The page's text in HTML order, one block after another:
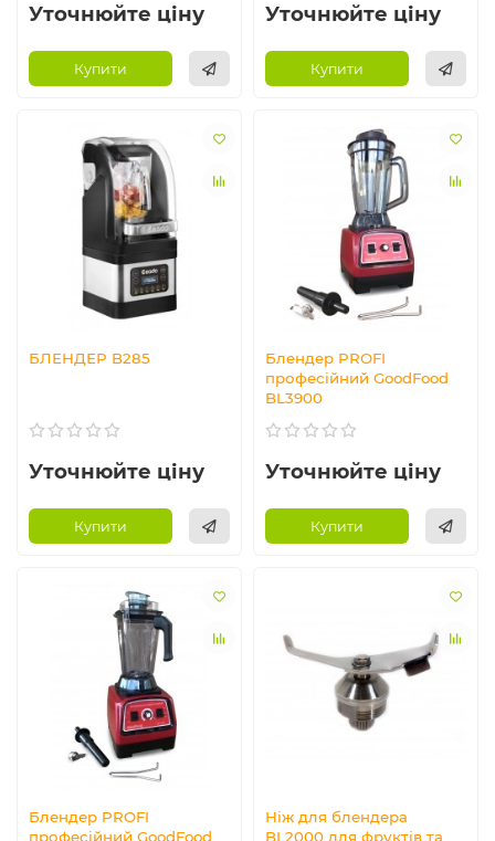
Уточнюйте ціну
Купити
Уточнюйте ціну
Купити
БЛЕНДЕР B285
Уточнюйте ціну
Купити
Блендер PROFI
професійний GoodFood
BL3900
Уточнюйте ціну
Купити
Блендер PROFI
професійний GoodFood
Ніж для блендера
BL2000 для фруктів та